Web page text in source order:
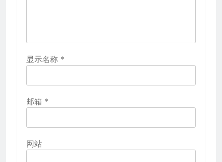
显示名称 *
邮箱 *
网站